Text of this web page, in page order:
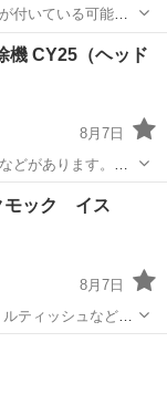
が付いている可能性
ット/ラグ
機 CY25（ヘッド
8月7日
などがあります。あ
ソン
モック イス
8月7日
ティッシュなどで